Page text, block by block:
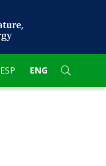
ESP ENG